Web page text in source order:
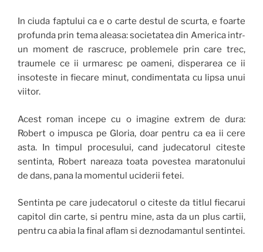
In ciuda faptului ca e o carte destul de scurta, e foarte
profunda prin tema aleasa: societatea din America intr-
un moment de rascruce, problemele prin care trec,
traumele ce ii urmaresc pe oameni, disperarea ce ii
insoteste in fiecare minut, condimentata cu lipsa unui
viitor.
Acest roman incepe cu o imagine extrem de dura:
Robert o impusca pe Gloria, doar pentru ca ea ii cere
asta. In timpul procesului, cand judecatorul citeste
sentinta, Robert nareaza toata povestea maratonului
de dans, pana la momentul uciderii fetei.
Sentinta pe care judecatorul o citeste da titlul fiecarui
capitol din carte, si pentru mine, asta da un plus cartii,
pentru ca abia la final aflam si deznodamantul sentintei.